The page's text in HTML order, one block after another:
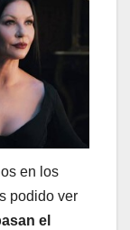
en los
podido ver
el